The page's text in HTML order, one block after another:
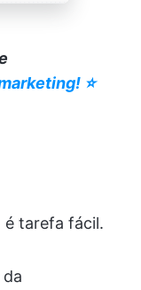
⭐️
é tarefa fácil.